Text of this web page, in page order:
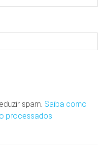
spam. Saiba como
processados